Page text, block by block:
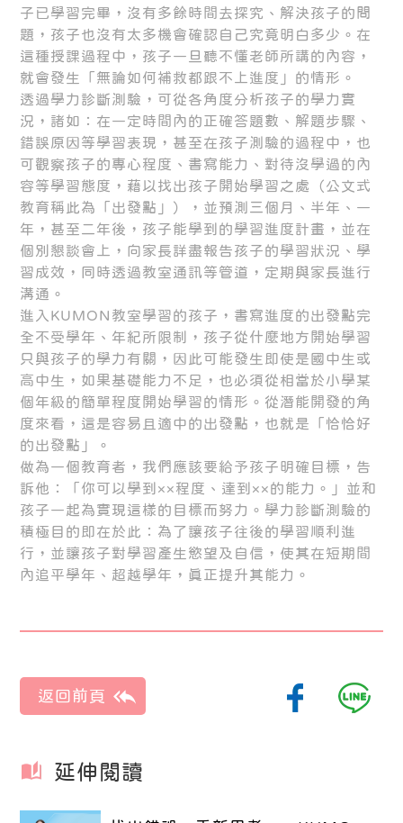
子已學習完畢，沒有多餘時間去探究、解決孩子的問
題，孩子也沒有太多機會確認自己究竟明白多少。在
這種授課過程中，孩子一旦聽不懂老師所講的內容，
就會發生「無論如何補救都跟不上進度」的情形。
透過學力診斷測驗，可從各角度分析孩子的學力實
況，諸如：在一定時間內的正確答題數、解題步驟、
錯誤原因等學習表現，甚至在孩子測驗的過程中，也
可觀察孩子的專心程度、書寫能力、對待沒學過的內
容等學習態度，藉以找出孩子開始學習之處（公文式
教育稱此為「出發點」），並預測三個月、半年、一
年，甚至二年後，孩子能學到的學習進度計畫，並在
個別懇談會上，向家長詳盡報告孩子的學習狀況、學
習成效，同時透過教室通訊等管道，定期與家長進行
溝通。
進入KUMON教室學習的孩子，書寫進度的出發點完
全不受學年、年紀所限制，孩子從什麼地方開始學習
只與孩子的學力有關，因此可能發生即使是國中生或
高中生，如果基礎能力不足，也必須從相當於小學某
個年級的簡單程度開始學習的情形。從潛能開發的角
度來看，這是容易且適中的出發點，也就是「恰恰好
的出發點」。
做為一個教育者，我們應該要給予孩子明確目標，告
訴他：「你可以學到××程度、達到××的能力。」並和
孩子一起為實現這樣的目標而努力。學力診斷測驗的
積極目的即在於此：為了讓孩子往後的學習順利進
行，並讓孩子對學習產生慾望及自信，使其在短期間
內追平學年、超越學年，真正提升其能力。
延伸閱讀